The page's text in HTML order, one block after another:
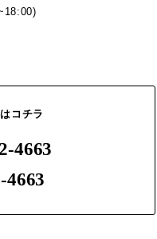
コチラ
4663
4663